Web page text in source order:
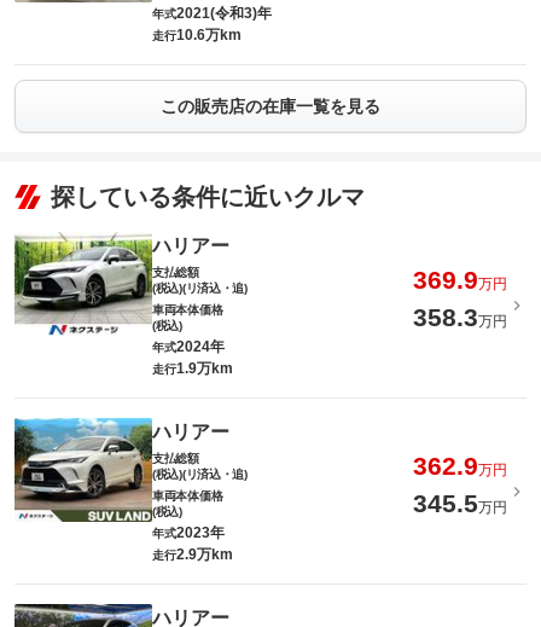
年式2021(令和3)年
走行10.6万km
この販売店の在庫一覧を見る
探している条件に近いクルマ
ハリアー
支払総額
(税込)(リ済込・追)
369.9万円
車両本体価格
(税込)
358.3万円
年式2024年
走行1.9万km
ハリアー
支払総額
(税込)(リ済込・追)
362.9万円
車両本体価格
(税込)
345.5万円
年式2023年
走行2.9万km
ハリアー